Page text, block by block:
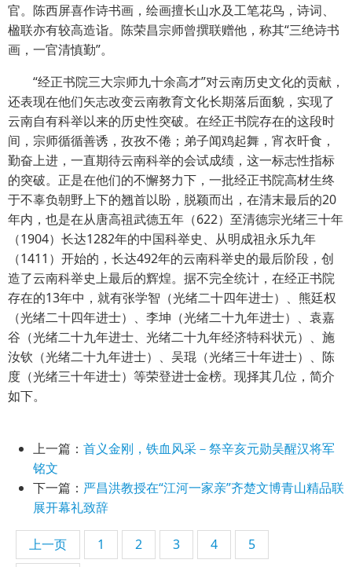
官。陈西屏喜作诗书画，绘画擅长山水及工笔花鸟，诗词、
楹联亦有较高造诣。陈荣昌宗师曾撰联赠他，称其“三绝诗书
画，一官清慎勤”。
“经正书院三大宗师九十余高才”对云南历史文化的贡献，
还表现在他们矢志改变云南教育文化长期落后面貌，实现了
云南自有科举以来的历史性突破。在经正书院存在的这段时
间，宗师循循善诱，孜孜不倦；弟子闻鸡起舞，宵衣旰食，
勤奋上进，一直期待云南科举的会试成绩，这一标志性指标
的突破。正是在他们的不懈努力下，一批经正书院高材生终
于不辜负朝野上下的翘首以盼，脱颖而出，在清末最后的20
年内，也是在从唐高祖武德五年（622）至清德宗光绪三十年
（1904）长达1282年的中国科举史、从明成祖永乐九年
（1411）开始的，长达492年的云南科举史的最后阶段，创
造了云南科举史上最后的辉煌。据不完全统计，在经正书院
存在的13年中，就有张学智（光绪二十四年进士）、熊廷权
（光绪二十四年进士）、李坤（光绪二十九年进士）、袁嘉
谷（光绪二十九年进士、光绪二十九年经济特科状元）、施
汝钦（光绪二十九年进士）、吴琨（光绪三十年进士）、陈
度（光绪三十年进士）等荣登进士金榜。现择其几位，简介
如下。
上一篇： 首义金刚，铁血风采－祭辛亥元勋吴醒汉将军
铭文
下一篇： 严昌洪教授在“江河一家亲”齐楚文博青山精品联
展开幕礼致辞
上一页 1 2 3 4
5